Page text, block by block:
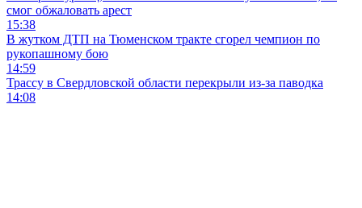
смог обжаловать арест
15:38
В жутком ДТП на Тюменском тракте сгорел чемпион по
рукопашному бою
14:59
Трассу в Свердловской области перекрыли из-за паводка
14:08